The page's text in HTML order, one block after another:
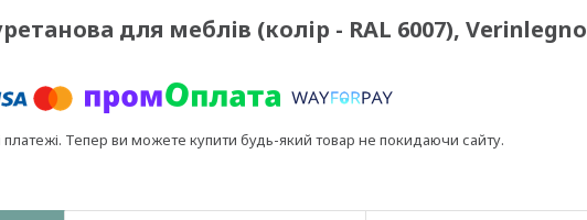
для меблів (колір - RAL 6007), Verinlegno
платежі. Тепер ви можете купити будь-який товар не покидаючи сайту.